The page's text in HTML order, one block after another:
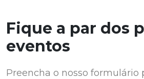
Fique a par dos
eventos
Preencha o nosso formulário